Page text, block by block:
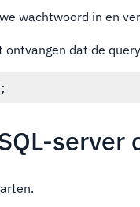
wachtwoord in en
dat de
server